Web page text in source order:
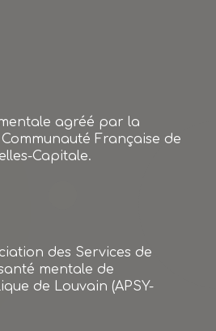
agréé par la
Française de
Capitale.
des Services de
mentale de
de Louvain (APSY-